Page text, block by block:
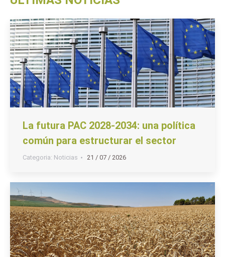
La futura PAC 2028-2034: una política
común para estructurar el sector
Categoria: Noticias 21 / 07 / 2026